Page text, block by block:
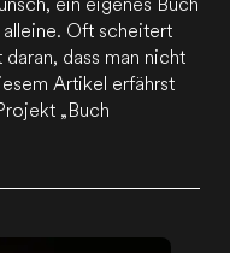
ein eigenes Buch
Oft scheitert
dass man nicht
Artikel erfährst
„Buch